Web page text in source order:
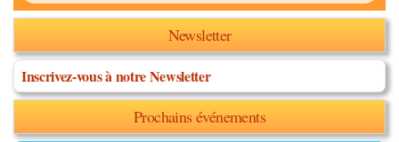
Newsletter
Inscrivez-vous à notre Newsletter
Prochains événements